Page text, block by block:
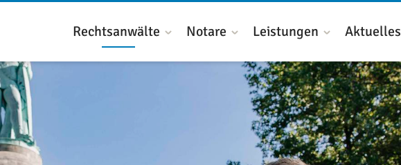
Rechtsanwälte Notare Leistungen Aktuelles